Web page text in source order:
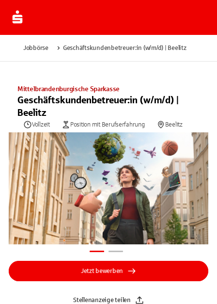
Jobbörse Geschäftskundenbetreuer:in (w/m/d) | Beelitz
Mittelbrandenburgische Sparkasse
Geschäftskundenbetreuer:in (w/m/d) |
Beelitz
Vollzeit Position mit Berufserfahrung Beelitz
Jetzt bewerben
Stellenanzeige teilen